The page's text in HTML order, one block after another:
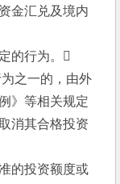
汇兑及境内
行为。
一的，由外
》等相关规定
消其合格投资
投资额度或